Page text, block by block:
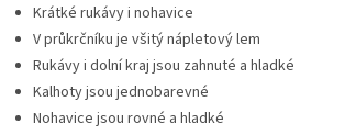
Krátké rukávy i nohavice
V průkrčníku je všitý nápletový lem
Rukávy i dolní kraj jsou zahnuté a hladké
Kalhoty jsou jednobarevné
Nohavice jsou rovné a hladké